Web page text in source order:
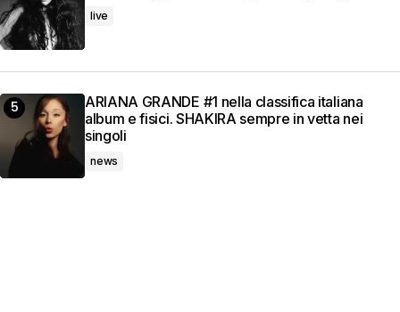
live
ARIANA GRANDE #1 nella classifica italiana
album e fisici. SHAKIRA sempre in vetta nei
singoli
news